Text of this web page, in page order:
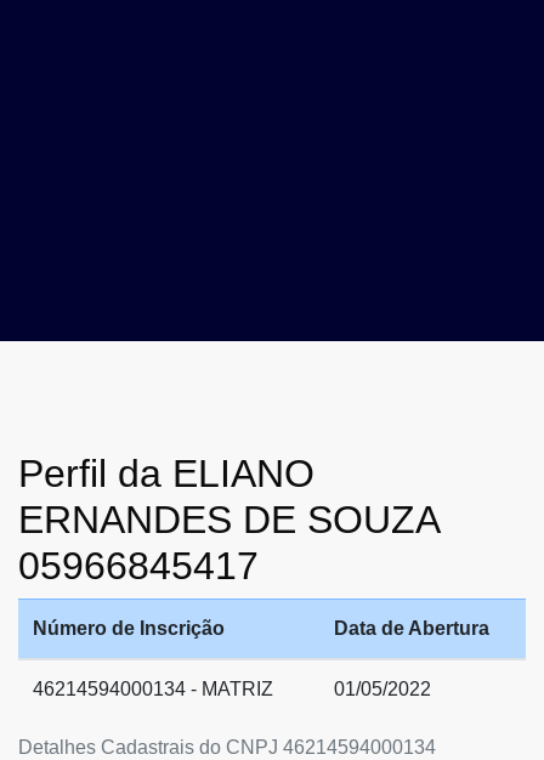
Perfil da ELIANO
ERNANDES DE SOUZA
05966845417
Detalhes Cadastrais do CNPJ 46214594000134
Número de Inscrição Data de Abertura
46214594000134 - MATRIZ 01/05/2022